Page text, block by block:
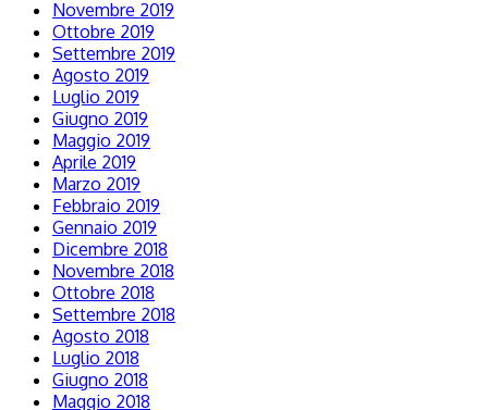
Novembre 2019
Ottobre 2019
Settembre 2019
Agosto 2019
Luglio 2019
Giugno 2019
Maggio 2019
Aprile 2019
Marzo 2019
Febbraio 2019
Gennaio 2019
Dicembre 2018
Novembre 2018
Ottobre 2018
Settembre 2018
Agosto 2018
Luglio 2018
Giugno 2018
Maggio 2018